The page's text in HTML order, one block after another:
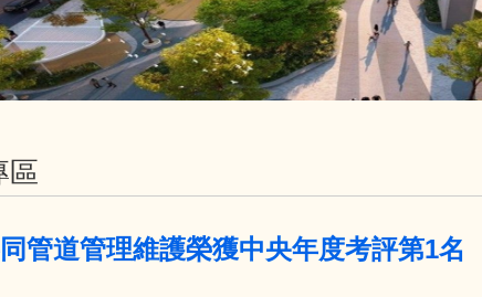
區
管道管理維護榮獲中央年度考評第1名